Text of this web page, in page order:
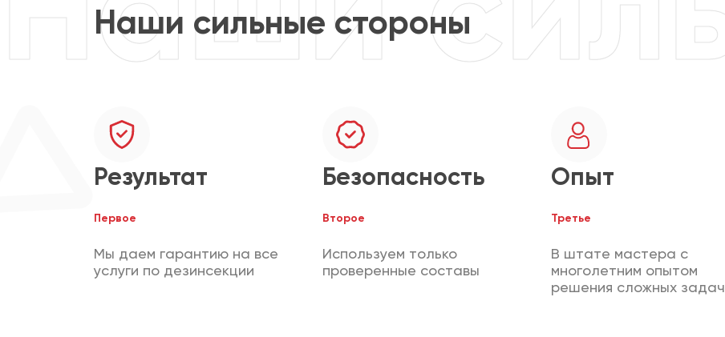
Наши сильные стороны
Результат
Первое
Мы даем гарантию на все
услуги по дезинсекции
Безопасность
Второе
Используем только
проверенные составы
Опыт
Третье
В штате мастера с
многолетним опытом
решения сложных задач